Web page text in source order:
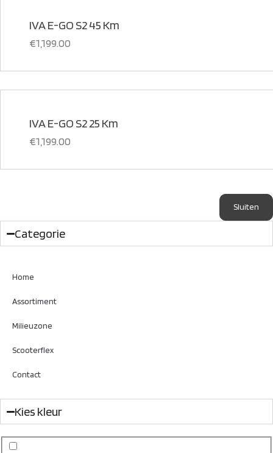
IVA E-GO S2 45 Km
€1,199.00
IVA E-GO S2 25 Km
€1,199.00
Sluiten
Categorie
Home
Assortiment
Milieuzone
Scooterflex
Contact
Kies kleur